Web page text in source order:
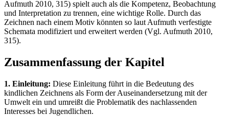
Aufmuth 2010, 315) spielt auch als die Kompetenz, Beobachtung
und Interpretation zu trennen, eine wichtige Rolle. Durch das
Zeichnen nach einem Motiv könnten so laut Aufmuth verfestigte
Schemata modifiziert und erweitert werden (Vgl. Aufmuth 2010,
315).
Zusammenfassung der Kapitel
1. Einleitung: Diese Einleitung führt in die Bedeutung des
kindlichen Zeichnens als Form der Auseinandersetzung mit der
Umwelt ein und umreißt die Problematik des nachlassenden
Interesses bei Jugendlichen.